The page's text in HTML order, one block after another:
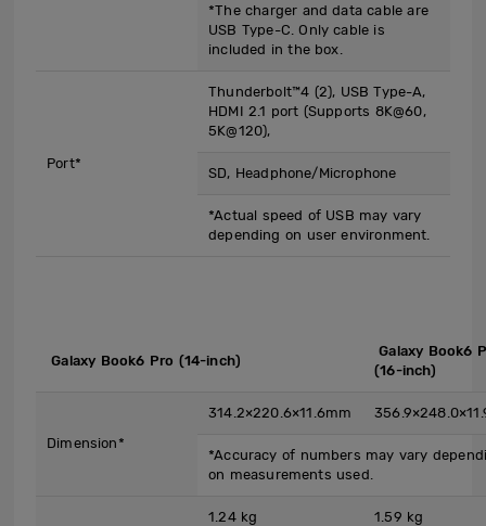
*The charger and data cable are
USB Type-C. Only cable is
included in the box.
Port*
Thunderbolt™4 (2), USB Type-A,
HDMI 2.1 port (Supports 8K@60,
5K@120),
SD, Headphone/Microphone
*Actual speed of USB may vary
depending on user environment.
​ Galaxy Book6 Pro (14-inch)
Galaxy Book6
(16-inch)
Dimension*
314.2×220.6×11.6mm
*Accuracy of numbers may vary
on measurements used.
1.24 kg 1.59 kg